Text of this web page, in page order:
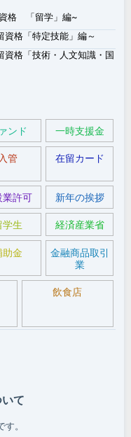
格 「留学」編~
格「特定技能」編～
格「技術・人文知識・国
ンド 一時支援金
入管 在留カード
業許可 新年の挨拶
学生 経済産業省
助金
金融商品取引
業
飲食店
て
。